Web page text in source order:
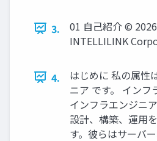
3.
01 自己紹介 ©
INTELLILINK
4.
はじめに 私の属性
ニア です。 インフ
インフラエンジニ
設計、構築、運用
す。彼らはサーバ